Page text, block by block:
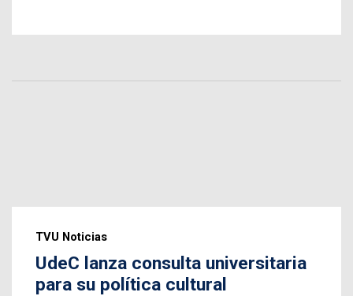
TVU Noticias
UdeC lanza consulta universitaria
para su política cultural